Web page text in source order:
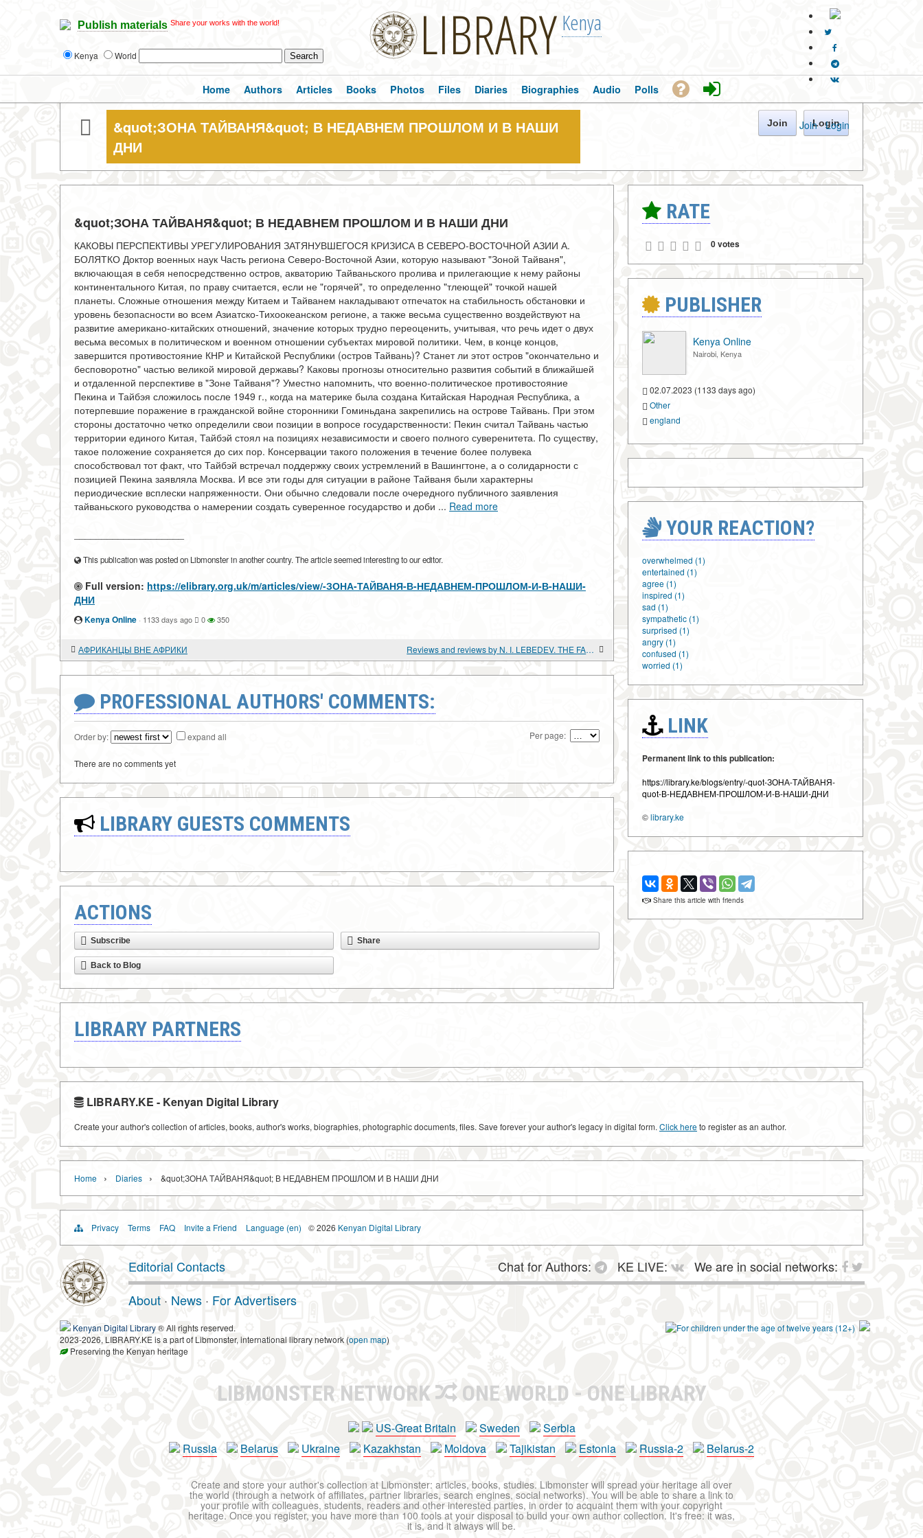
Publish materials Share your works with the world!
Kenya World LIBRARY Kenya
Join · Login
Home Authors Articles Books Photos Files Diaries Biographies Audio Polls
&quot;ЗОНА ТАЙВАНЯ&quot; В НЕДАВНЕМ ПРОШЛОМ И В НАШИ
ДНИ
Join Login
&quot;ЗОНА ТАЙВАНЯ&quot; В НЕДАВНЕМ ПРОШЛОМ И В НАШИ ДНИ
КАКОВЫ ПЕРСПЕКТИВЫ УРЕГУЛИРОВАНИЯ ЗАТЯНУВШЕГОСЯ КРИЗИСА В СЕВЕРО-ВОСТОЧНОЙ АЗИИ А.
БОЛЯТКО Доктор военных наук Часть региона Северо-Восточной Азии, которую называют "Зоной Тайваня",
включающая в себя непосредственно остров, акваторию Тайваньского пролива и прилегающие к нему районы
континентального Китая, по праву считается, если не "горячей", то определенно "тлеющей" точкой нашей
планеты. Сложные отношения между Китаем и Тайванем накладывают отпечаток на стабильность обстановки и
уровень безопасности во всем Азиатско-Тихоокеанском регионе, а также весьма существенно воздействуют на
развитие американо-китайских отношений, значение которых трудно переоценить, учитывая, что речь идет о двух
весьма весомых в политическом и военном отношении субъектах мировой политики. Чем, в конце концов,
завершится противостояние КНР и Китайской Республики (остров Тайвань)? Станет ли этот остров "окончательно и
бесповоротно" частью великой мировой державы? Каковы прогнозы относительно развития событий в ближайшей
и отдаленной перспективе в "Зоне Тайваня"? Уместно напомнить, что военно-политическое противостояние
Пекина и Тайбэя сложилось после 1949 г., когда на материке была создана Китайская Народная Республика, а
потерпевшие поражение в гражданской войне сторонники Гоминьдана закрепились на острове Тайвань. При этом
стороны достаточно четко определили свои позиции в вопросе государственности: Пекин считал Тайвань частью
территории единого Китая, Тайбэй стоял на позициях независимости и своего полного суверенитета. По существу,
такое положение сохраняется до сих пор. Консервации такого положения в течение более полувека
способствовал тот факт, что Тайбэй встречал поддержку своих устремлений в Вашингтоне, а о солидарности с
позицией Пекина заявляла Москва. И все эти годы для ситуации в районе Тайваня были характерны
периодические всплески напряженности. Они обычно следовали после очередного публичного заявления
тайваньского руководства о намерении создать суверенное государство и доби ... Read more
This publication was posted on Libmonster in another country. The article seemed interesting to our editor.
Full version: https://elibrary.org.uk/m/articles/view/-ЗОНА-ТАЙВАНЯ-В-НЕДАВНЕМ-ПРОШЛОМ-И-В-НАШИ-
ДНИ
Kenya Online · 1133 days ago 0 350
АФРИКАНЦЫ ВНЕ АФРИКИ Reviews and reviews by N. I. LEBEDEV. THE FALL OF THE ANTONESCU DICTATORSHIP
PROFESSIONAL AUTHORS' COMMENTS:
Order by: expand all Per page:
There are no comments yet
LIBRARY GUESTS COMMENTS
ACTIONS
Subscribe Share
Back to Blog
RATE
0 votes
PUBLISHER
Kenya Online
Nairobi, Kenya
02.07.2023 (1133 days ago)
Other
england
YOUR REACTION?
overwhelmed (1)
entertained (1)
agree (1)
inspired (1)
sad (1)
sympathetic (1)
surprised (1)
angry (1)
confused (1)
worried (1)
LINK
Permanent link to this publication:
https://library.ke/blogs/entry/-quot-ЗОНА-ТАЙВАНЯ-
quot-В-НЕДАВНЕМ-ПРОШЛОМ-И-В-НАШИ-ДНИ
©library.ke
Share this article with friends
LIBRARY PARTNERS
LIBRARY.KE - Kenyan Digital Library
Create your author's collection of articles, books, author's works, biographies, photographic documents, files. Save forever your author's legacy in digital form. Click hereto register as an author.
Home › Diaries › &quot;ЗОНА ТАЙВАНЯ&quot; В НЕДАВНЕМ ПРОШЛОМ И В НАШИ ДНИ
Privacy Terms FAQ Invite a Friend Language (en) © 2026 Kenyan Digital Library
Editorial Contacts Chat for Authors: KE LIVE:
We are in social networks:
About · News · For Advertisers
Kenyan Digital Library® All rights reserved.
2023-2026, LIBRARY.KE is a part of Libmonster, international library network (open map)
Preserving the Kenyan heritage
LIBMONSTER NETWORK ONE WORLD - ONE LIBRARY
US-Great Britain Sweden
Serbia
Russia
Belarus Ukraine Kazakhstan Moldova Tajikistan Estonia Russia-2 Belarus-2
Create and store your author's collection at Libmonster: articles, books, studies. Libmonster will spread your heritage all over
the world (through a network of affiliates, partner libraries, search engines, social networks). You will be able to share a link to
your profile with colleagues, students, readers and other interested parties, in order to acquaint them with your copyright
heritage. Once you register, you have more than 100 tools at your disposal to build your own author collection. It's free: it was,
it is, and it always will be.